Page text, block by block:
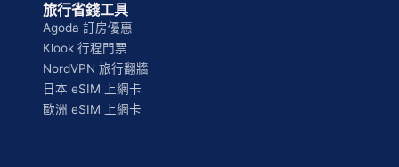
旅行省錢工具
Agoda 訂房優惠
Klook 行程門票
NordVPN 旅行翻牆
日本 eSIM 上網卡
歐洲 eSIM 上網卡